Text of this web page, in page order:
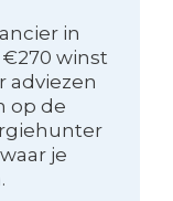
in
winst
adviezen
op de
je